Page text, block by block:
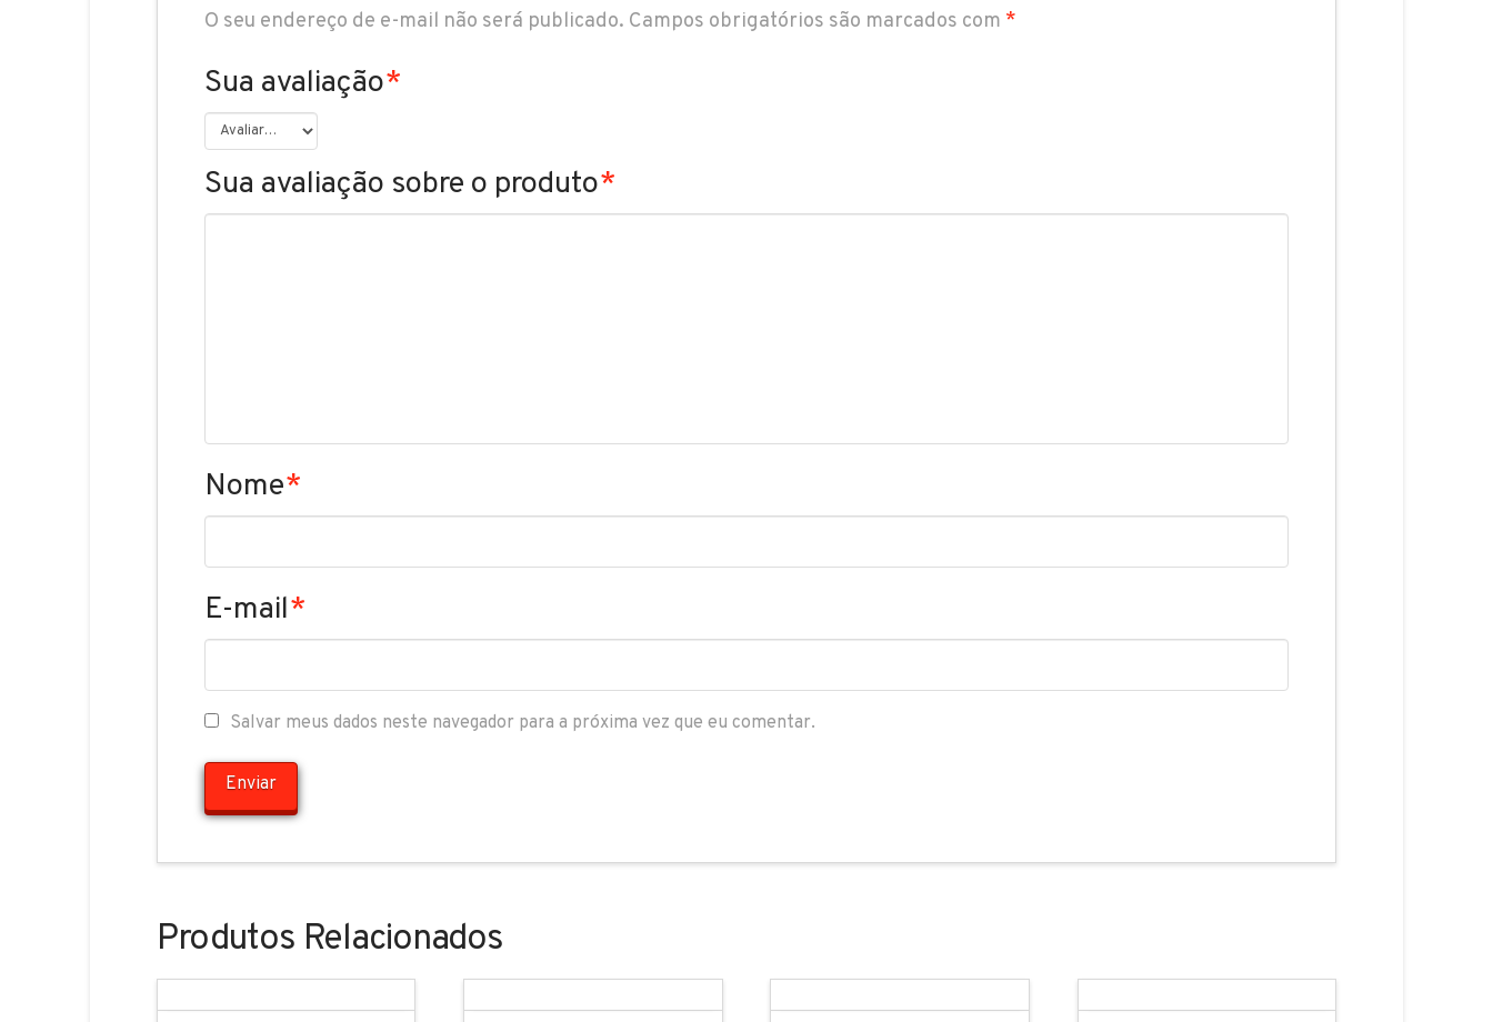
O seu endereço de e-mail não será publicado. Campos obrigatórios são marcados com *
Sua avaliação*
Sua avaliação sobre o produto*
Nome*
E-mail*
Salvar meus dados neste navegador para a próxima vez que eu comentar.
Produtos Relacionados